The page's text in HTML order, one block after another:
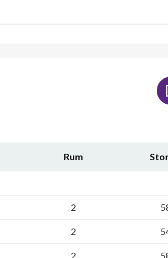
Rum
2
2
2